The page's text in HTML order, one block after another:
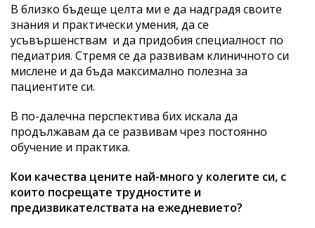
В близко бъдеще целта ми е да надградя своите
знания и практически умения, да се
усъвършенствам и да придобия специалност по
педиатрия. Стремя се да развивам клиничното си
мислене и да бъда максимално полезна за
пациентите си.
В по-далечна перспектива бих искала да
продължавам да се развивам чрез постоянно
обучение и практика.
Кои качества цените най-много у колегите си, с
които посрещате трудностите и
предизвикателствата на ежедневието?